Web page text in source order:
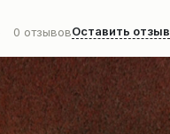
0 отзывовОставить отзыв